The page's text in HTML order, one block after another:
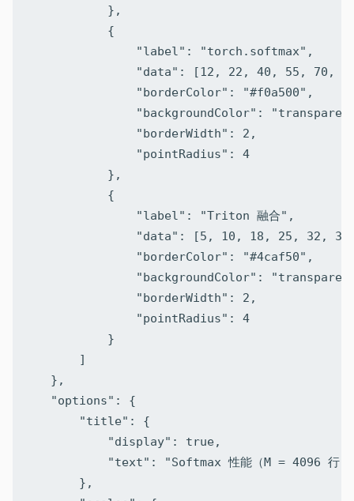
            },
            {
                "label": "torch.softmax",
"data": [12, 22, 40, 55, 70,
                "borderColor": "#f0a500",
"backgroundColor":
                "borderWidth": 2,
                "pointRadius": 4
            },
            {
                "label": "Triton 融合",
"data": [5, 10, 18, 25, 32,
                "borderColor": "#4caf50",
"backgroundColor":
                "borderWidth": 2,
                "pointRadius": 4
            }
        ]
    },
    "options": {
        "title": {
            "display": true,
"text": "Softmax 性能（M = 4096 行
        },